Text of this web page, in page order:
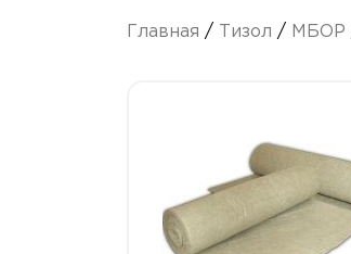
Главная / Тизол / МБОР